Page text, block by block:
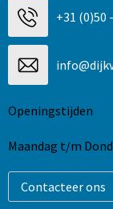
+31 (0)50
Openingstijden
Maandag t/m
Contacteer ons